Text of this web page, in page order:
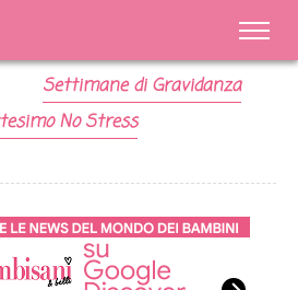
Settimane di Gravidanza
No Stress